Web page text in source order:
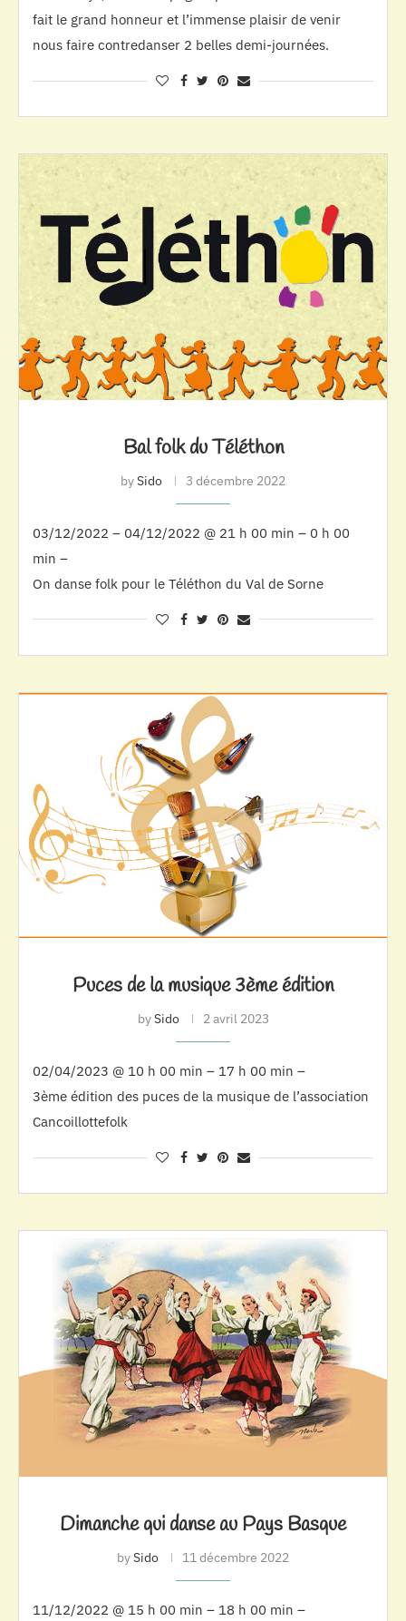
fait le grand honneur et l’immense plaisir de venir
nous faire contredanser 2 belles demi-journées.
Bal folk du Téléthon
bySido 3 décembre 2022
03/12/2022 – 04/12/2022 @ 21 h 00 min – 0 h 00
min –
On danse folk pour le Téléthon du Val de Sorne
Puces de la musique 3ème édition
bySido 2 avril 2023
02/04/2023 @ 10 h 00 min – 17 h 00 min –
3ème édition des puces de la musique de l’association
Cancoillottefolk
Dimanche qui danse au Pays Basque
bySido 11 décembre 2022
11/12/2022 @ 15 h 00 min – 18 h 00 min –